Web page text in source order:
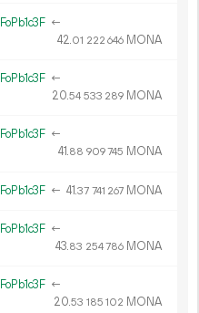
←
42.01 222 646 MONA
←
20.54 533 289 MONA
←
41.88 909745 MONA
← 41.37 741 267 MONA
←
43.83 254786 MONA
←
20.53 185 102 MONA